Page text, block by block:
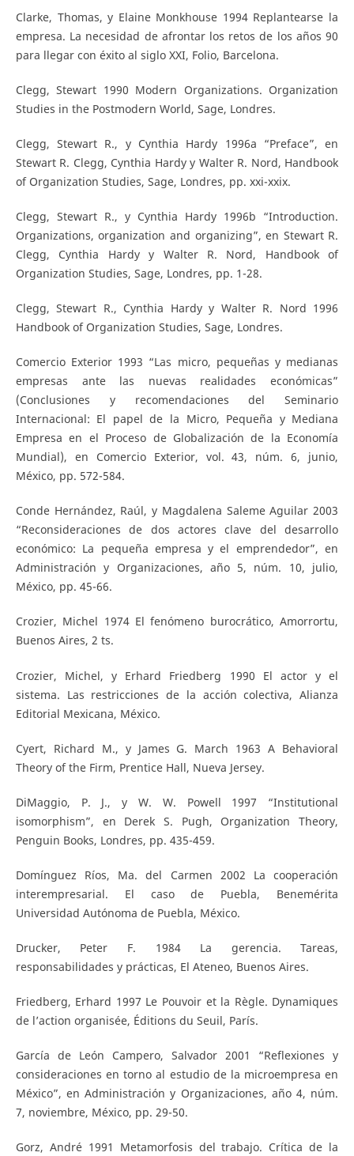
Clarke, Thomas, y Elaine Monkhouse 1994 Replantearse la
empresa. La necesidad de afrontar los retos de los años 90
para llegar con éxito al siglo XXI, Folio, Barcelona.
Clegg, Stewart 1990 Modern Organizations. Organization
Studies in the Postmodern World, Sage, Londres.
Clegg, Stewart R., y Cynthia Hardy 1996a “Preface”, en
Stewart R. Clegg, Cynthia Hardy y Walter R. Nord, Handbook
of Organization Studies, Sage, Londres, pp. xxi-xxix.
Clegg, Stewart R., y Cynthia Hardy 1996b “Introduction.
Organizations, organization and organizing”, en Stewart R.
Clegg, Cynthia Hardy y Walter R. Nord, Handbook of
Organization Studies, Sage, Londres, pp. 1-28.
Clegg, Stewart R., Cynthia Hardy y Walter R. Nord 1996
Handbook of Organization Studies, Sage, Londres.
Comercio Exterior 1993 “Las micro, pequeñas y medianas
empresas ante las nuevas realidades económicas”
(Conclusiones y recomendaciones del Seminario
Internacional: El papel de la Micro, Pequeña y Mediana
Empresa en el Proceso de Globalización de la Economía
Mundial), en Comercio Exterior, vol. 43, núm. 6, junio,
México, pp. 572-584.
Conde Hernández, Raúl, y Magdalena Saleme Aguilar 2003
“Reconsideraciones de dos actores clave del desarrollo
económico: La pequeña empresa y el emprendedor”, en
Administración y Organizaciones, año 5, núm. 10, julio,
México, pp. 45-66.
Crozier, Michel 1974 El fenómeno burocrático, Amorrortu,
Buenos Aires, 2 ts.
Crozier, Michel, y Erhard Friedberg 1990 El actor y el
sistema. Las restricciones de la acción colectiva, Alianza
Editorial Mexicana, México.
Cyert, Richard M., y James G. March 1963 A Behavioral
Theory of the Firm, Prentice Hall, Nueva Jersey.
DiMaggio, P. J., y W. W. Powell 1997 “Institutional
isomorphism”, en Derek S. Pugh, Organization Theory,
Penguin Books, Londres, pp. 435-459.
Domínguez Ríos, Ma. del Carmen 2002 La cooperación
interempresarial. El caso de Puebla, Benemérita
Universidad Autónoma de Puebla, México.
Drucker, Peter F. 1984 La gerencia. Tareas,
responsabilidades y prácticas, El Ateneo, Buenos Aires.
Friedberg, Erhard 1997 Le Pouvoir et la Règle. Dynamiques
de l’action organisée, Éditions du Seuil, París.
García de León Campero, Salvador 2001 “Reflexiones y
consideraciones en torno al estudio de la microempresa en
México”, en Administración y Organizaciones, año 4, núm.
7, noviembre, México, pp. 29-50.
Gorz, André 1991 Metamorfosis del trabajo. Crítica de la